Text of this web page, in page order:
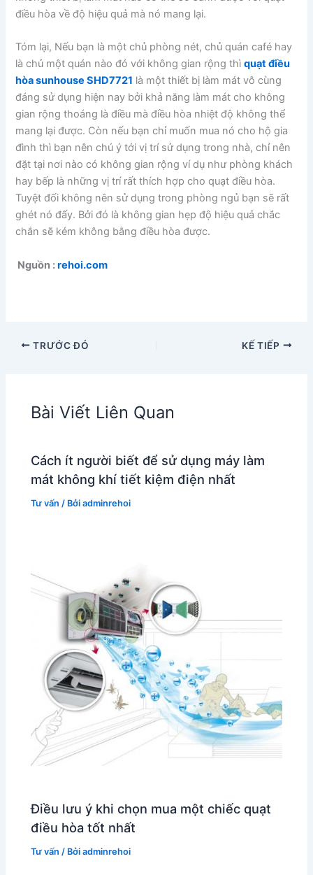
điều hòa về độ hiệu quả mà nó mang lại.
Tóm lại, Nếu bạn là một chủ phòng nét, chủ quán café hay
là chủ một quán nào đó với không gian rộng thìquạt điều
hòa sunhouse SHD7721 là một thiết bị làm mát vô cùng
đáng sử dụng hiện nay bởi khả năng làm mát cho không
gian rộng thoáng là điều mà điều hòa nhiệt độ không thể
mang lại được. Còn nếu bạn chỉ muốn mua nó cho hộ gia
đình thì bạn nên chú ý tới vị trí sử dụng trong nhà, chỉ nên
đặt tại nơi nào có không gian rộng ví dụ như phòng khách
hay bếp là những vị trí rất thích hợp cho quạt điều hòa.
Tuyệt đối không nên sử dụng trong phòng ngủ bạn sẽ rất
ghét nó đấy. Bởi đó là không gian hẹp độ hiệu quả chắc
chắn sẽ kém không bằng điều hòa được.
Nguồn :rehoi.com
TRƯỚC ĐÓ KẾ TIẾP
Bài Viết Liên Quan
Cách ít người biết để sử dụng máy làm
mát không khí tiết kiệm điện nhất
Tư vấn / Bởiadminrehoi
Điều lưu ý khi chọn mua một chiếc quạt
điều hòa tốt nhất
Tư vấn / Bởiadminrehoi